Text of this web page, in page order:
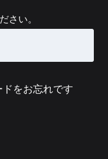
さい。
ドをお忘れです